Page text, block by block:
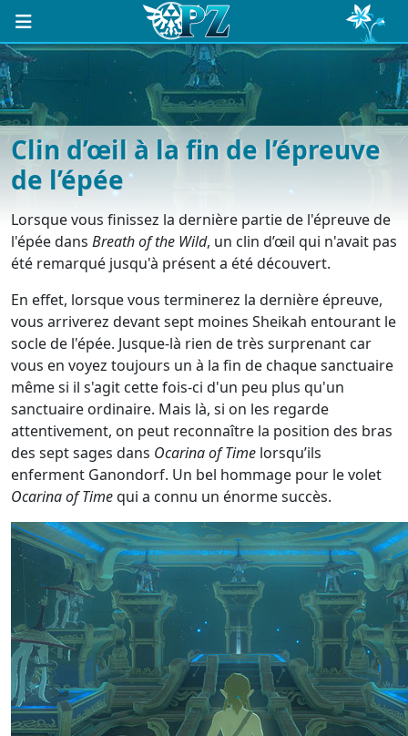
Clin d’œil à la fin de l’épreuve
de l’épée
Lorsque vous finissez la dernière partie de l'épreuve de
l'épée dans Breath of the Wild, un clin d’œil qui n'avait pas
été remarqué jusqu'à présent a été découvert.
En effet, lorsque vous terminerez la dernière épreuve,
vous arriverez devant sept moines Sheikah entourant le
socle de l'épée. Jusque-là rien de très surprenant car
vous en voyez toujours un à la fin de chaque sanctuaire
même si il s'agit cette fois-ci d'un peu plus qu'un
sanctuaire ordinaire. Mais là, si on les regarde
attentivement, on peut reconnaître la position des bras
des sept sages dans Ocarina of Time lorsqu’ils
enferment Ganondorf. Un bel hommage pour le volet
Ocarina of Timequi a connu un énorme succès.